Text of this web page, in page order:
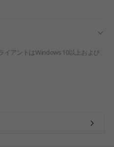
イアントはWindows 10以上および